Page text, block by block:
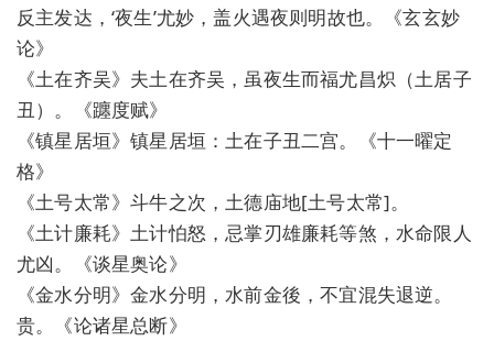
反主发达，‘夜生’尤妙，盖火遇夜则明故也。《玄玄妙
论》
《土在齐吴》夫土在齐吴，虽夜生而福尤昌炽（土居子
丑）。《躔度赋》
《镇星居垣》镇星居垣：土在子丑二宫。《十一曜定
格》
《土号太常》斗牛之次，土德庙地[土号太常]。
《土计廉耗》土计怕怒，忌掌刃雄廉耗等煞，水命限人
尤凶。《谈星奥论》
《金水分明》金水分明，水前金後，不宜混失退逆。
贵。《论诸星总断》